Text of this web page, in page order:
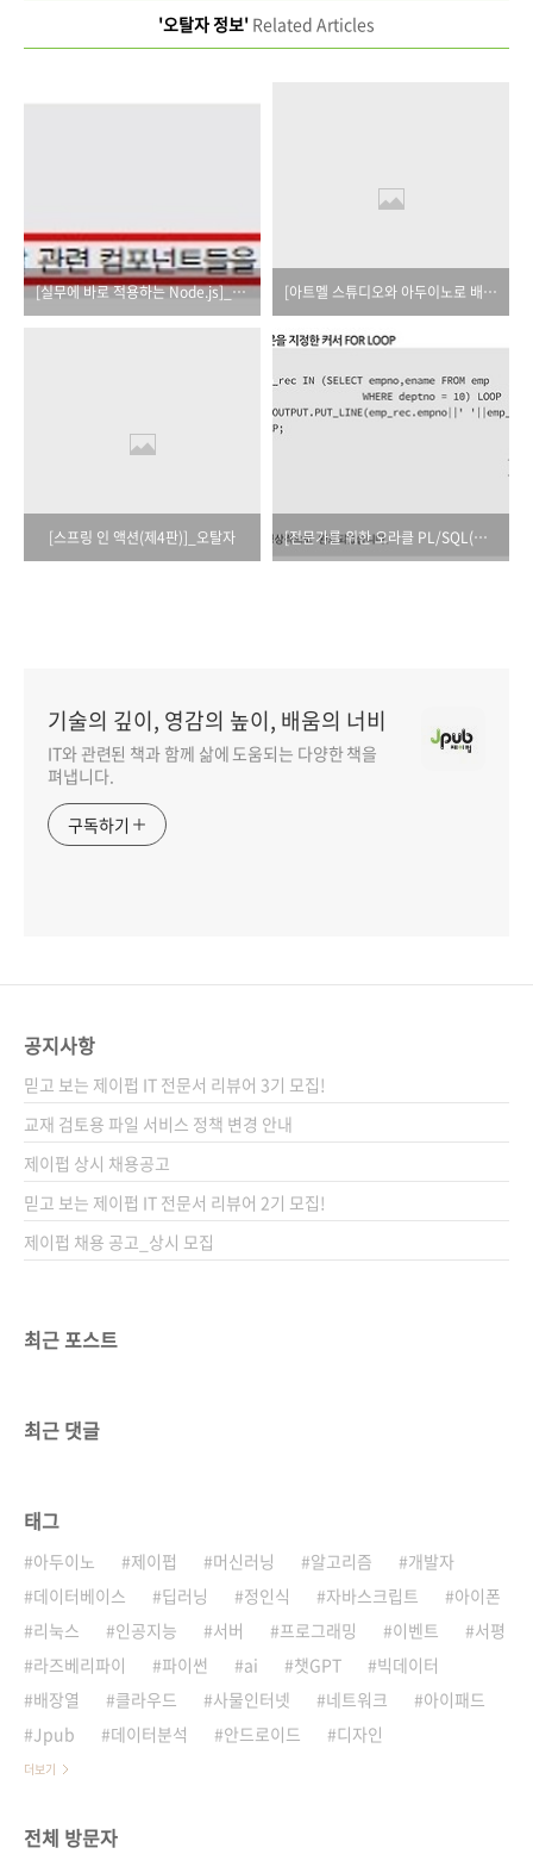
'오탈자 정보' Related Articles
[실무에 바로 적용하는 Node.js]_오탈자 [아트멜 스튜디오와 아두이노로 배우는 ATmega328 프로그래밍]_오탈자
[스프링 인 액션(제4판)]_오탈자 [전문가를 위한 오라클 PL/SQL(제3판)]_오탈자
기술의 깊이, 영감의 높이, 배움의 너비
IT와 관련된 책과 함께 삶에 도움되는 다양한 책을
펴냅니다.
구독하기
공지사항
믿고 보는 제이펍 IT 전문서 리뷰어 3기 모집!
교재 검토용 파일 서비스 정책 변경 안내
제이펍 상시 채용공고
믿고 보는 제이펍 IT 전문서 리뷰어 2기 모집!
제이펍 채용 공고_상시 모집
최근 포스트
최근 댓글
태그
아두이노 제이펍 머신러닝 알고리즘
개발자
데이터베이스
딥러닝 정인식 자바스크립트
아이폰
리눅스
인공지능 서버 프로그래밍 이벤트
서평
라즈베리파이
파이썬 ai 챗GPT
빅데이터
배장열
클라우드 사물인터넷 네트워크
아이패드
Jpub
데이터분석 안드로이드 디자인
더보기
전체 방문자